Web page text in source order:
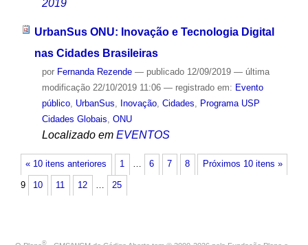
2019
UrbanSus ONU: Inovação e Tecnologia Digital
nas Cidades Brasileiras
por Fernanda Rezende — publicado12/09/2019 — última
modificação22/10/2019 11:06 — registrado em: Evento
público, UrbanSus, Inovação, Cidades, Programa USP
Cidades Globais, ONU
Localizado em EVENTOS
« 10 itens anteriores Próximos 10 itens »
1 … 6 7 8
9 10 11 12 … 25
®